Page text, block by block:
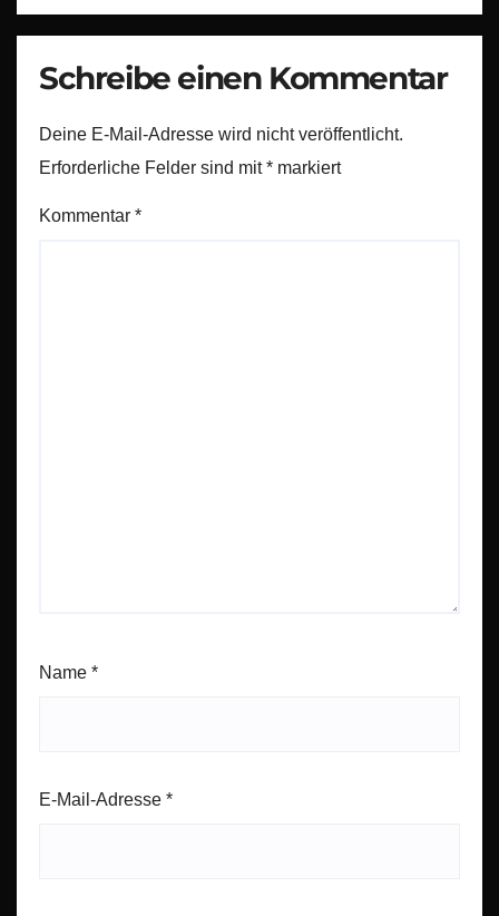
Schreibe einen Kommentar
Deine E-Mail-Adresse wird nicht veröffentlicht.
Erforderliche Felder sind mit* markiert
Kommentar *
Name *
E-Mail-Adresse *